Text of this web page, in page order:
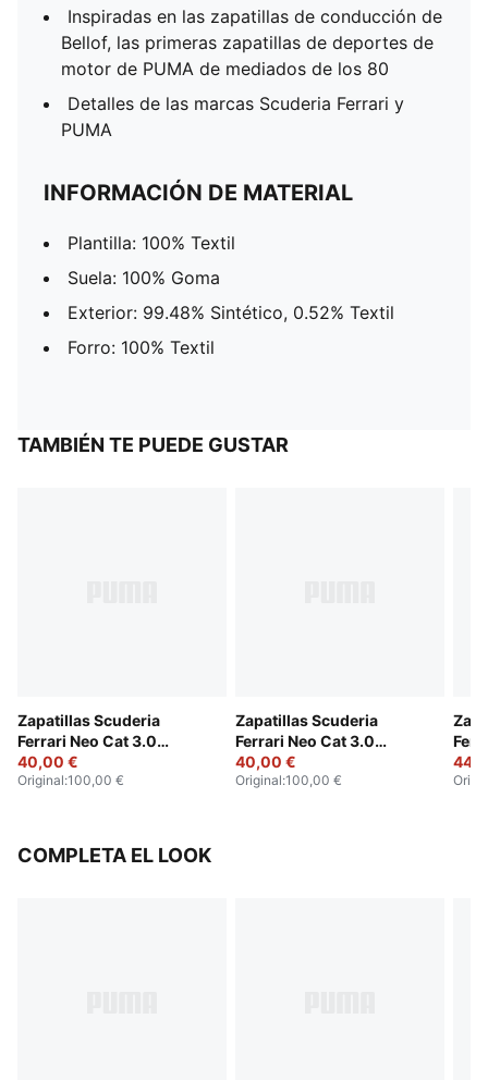
Inspiradas en las zapatillas de conducción de
Bellof, las primeras zapatillas de deportes de
motor de PUMA de mediados de los 80
Detalles de las marcas Scuderia Ferrari y
PUMA
INFORMACIÓN DE MATERIAL
Plantilla: 100% Textil
Suela: 100% Goma
Exterior: 99.48% Sintético, 0.52% Textil
Forro: 100% Textil
TAMBIÉN TE PUEDE GUSTAR
Zapatillas Scuderia
Ferrari Neo Cat 3.0
unisex
40,00 €
Original:100,00 €
Zapatillas Scuderia
Ferrari Neo Cat 3.0
unisex
40,00 €
Original:100,00 €
COMPLETA EL LOOK